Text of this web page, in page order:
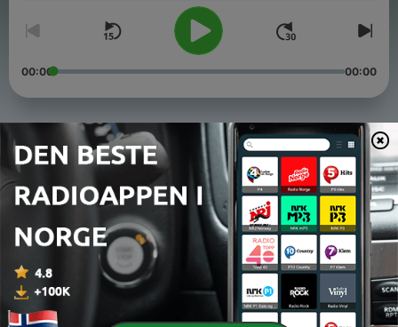
00:00 00:00
Episoder
6 - I krigen med soldat Jørgen
03 apr. 2026
5 - Spør Monsen #1: Turkonflikter og Norges-tips
4 - Blikkontakt med bjørn
15 feb. 2025